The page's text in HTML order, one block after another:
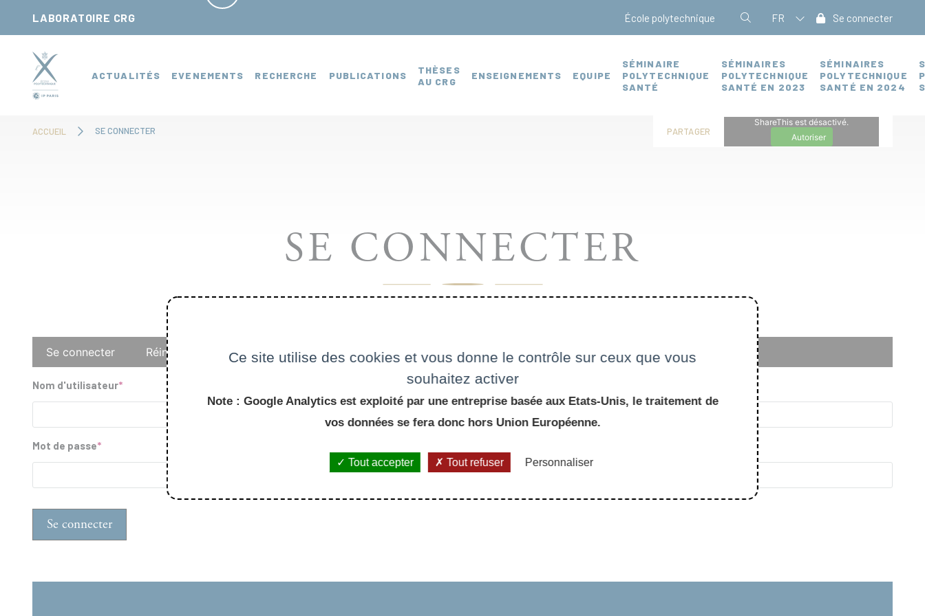
LABORATOIRE CRG École polytechnique FR Se connecter
ACTUALITÉS EVENEMENTS RECHERCHE PUBLICATIONS
THÈSES
AU CRG
ENSEIGNEMENTS EQUIPE
SÉMINAIRE
POLYTECHNIQUE
SANTÉ
SÉMINAIRES
POLYTECHNIQUE
SANTÉ EN 2023
SÉMINAIRES
POLYTECHNIQUE
SANTÉ EN 2024
ACCUEIL SE CONNECTER PARTAGER
ShareThis est désactivé.
Autoriser
SE CONNECTER
Onglets
principaux
Se connecter Réinitialiser votre mot de passe
Nom d'utilisateur
Mot de passe
Ce site utilise des cookies et vous donne le contrôle sur ceux que vous
souhaitez activer
Note : Google Analytics est exploité par une entreprise basée aux Etats-Unis, le traitement de
vos données se fera donc hors Union Européenne.
Tout accepter Tout refuser Personnaliser